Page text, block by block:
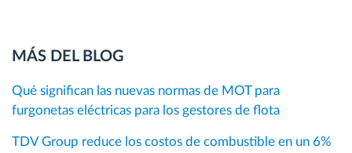
MÁS DEL BLOG
Qué significan las nuevas normas de MOT para
furgonetas eléctricas para los gestores de flota
TDV Group reduce los costos de combustible en un 6%